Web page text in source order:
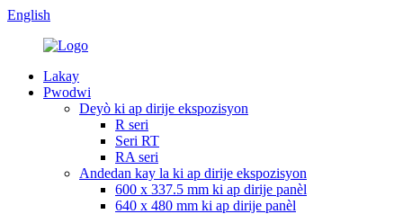
English
Lakay
Pwodwi
Deyò ki ap dirije ekspozisyon
R seri
Seri RT
RA seri
Andedan kay la ki ap dirije ekspozisyon
600 x 337.5 mm ki ap dirije panèl
640 x 480 mm ki ap dirije panèl